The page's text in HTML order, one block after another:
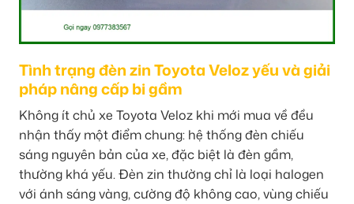
Tình trạng đèn zin Toyota Veloz yếu và giải
pháp nâng cấp bi gầm
Không ít chủ xe Toyota Veloz khi mới mua về đều
nhận thấy một điểm chung: hệ thống đèn chiếu
sáng nguyên bản của xe, đặc biệt là đèn gầm,
thường khá yếu. Đèn zin thường chỉ là loại halogen
với ánh sáng vàng, cường độ không cao, vùng chiếu